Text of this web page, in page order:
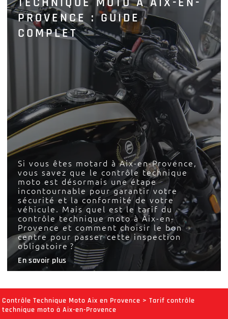
PROVENCE : GUIDE
COMPLET
Si vous êtes motard à Aix-en-Provence,
vous savez que le contrôle technique
moto est désormais une étape
incontournable pour garantir votre
sécurité et la conformité de votre
véhicule. Mais quel est le tarif du
contrôle technique moto à Aix-en-
Provence et comment choisir le bon
centre pour passer cette inspection
obligatoire ?
En savoir plus
Contrôle Technique Moto Aix en Provence >Tarif contrôle
technique moto à Aix-en-Provence